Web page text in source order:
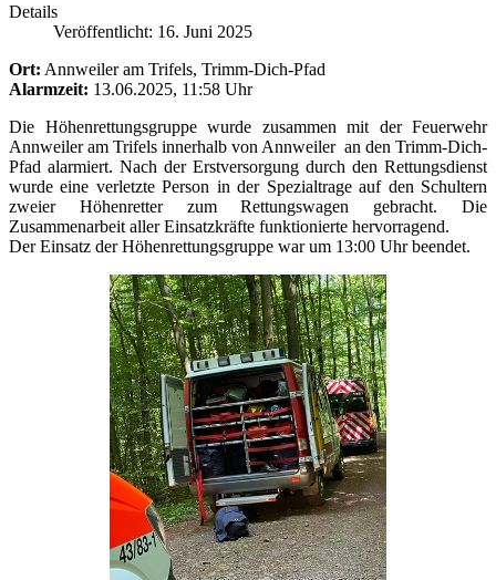
Details
Veröffentlicht: 16. Juni 2025
Ort: Annweiler am Trifels, Trimm-Dich-Pfad
Alarmzeit: 13.06.2025, 11:58 Uhr
Die Höhenrettungsgruppe wurde zusammen mit der Feuerwehr
Annweiler am Trifels innerhalb von Annweiler an den Trimm-Dich-
Pfad alarmiert. Nach der Erstversorgung durch den Rettungsdienst
wurde eine verletzte Person in der Spezialtrage auf den Schultern
zweier Höhenretter zum Rettungswagen gebracht. Die
Zusammenarbeit aller Einsatzkräfte funktionierte hervorragend.
Der Einsatz der Höhenrettungsgruppe war um 13:00 Uhr beendet.